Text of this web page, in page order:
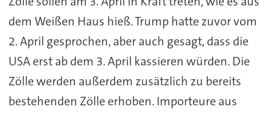
dem Weißen Haus hieß. Trump hatte zuvor vom
2. April gesprochen, aber auch gesagt, dass die
USA erst ab dem 3. April kassieren würden. Die
Zölle werden außerdem zusätzlich zu bereits
bestehenden Zölle erhoben. Importeure aus